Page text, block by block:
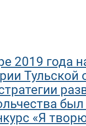
2019 года
Тульской
«Я